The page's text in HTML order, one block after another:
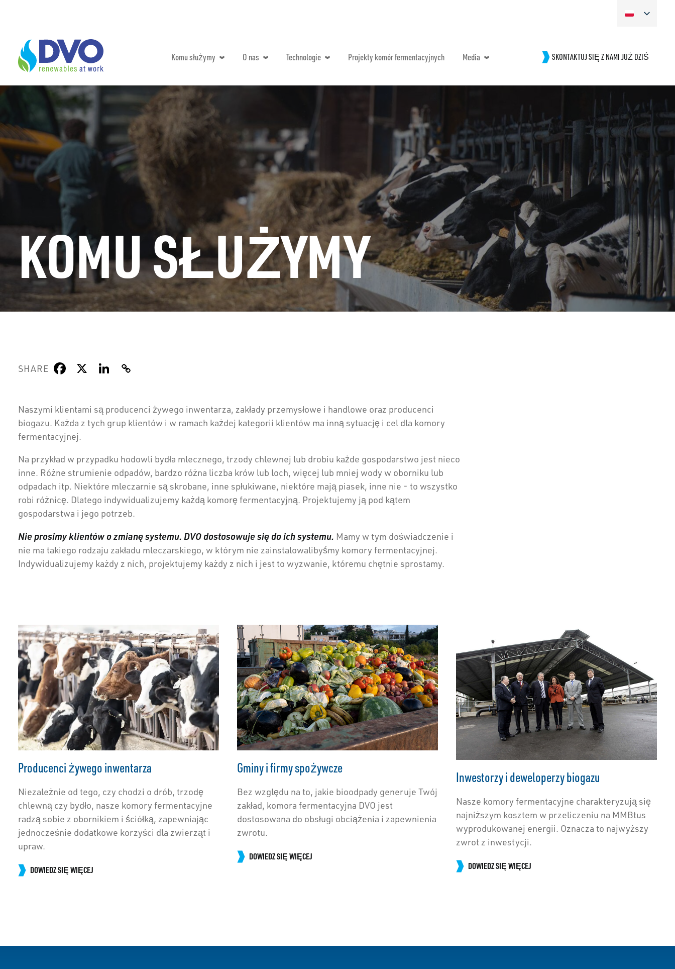
Komu służymy O nas Technologie Projekty komór fermentacyjnych Media SKONTAKTUJ SIĘ Z NAMI JUŻ DZIŚ
KOMU SŁUŻYMY
SHARE
Naszymi klientami są producenci żywego inwentarza, zakłady przemysłowe i handlowe oraz producenci
biogazu. Każda z tych grup klientów i w ramach każdej kategorii klientów ma inną sytuację i cel dla komory
fermentacyjnej.
Na przykład w przypadku hodowli bydła mlecznego, trzody chlewnej lub drobiu każde gospodarstwo jest nieco
inne. Różne strumienie odpadów, bardzo różna liczba krów lub loch, więcej lub mniej wody w oborniku lub
odpadach itp. Niektóre mleczarnie są skrobane, inne spłukiwane, niektóre mają piasek, inne nie - to wszystko
robi różnicę. Dlatego indywidualizujemy każdą komorę fermentacyjną. Projektujemy ją pod kątem
gospodarstwa i jego potrzeb.
Nie prosimy klientów o zmianę systemu. DVO dostosowuje się do ich systemu. Mamy w tym doświadczenie i
nie ma takiego rodzaju zakładu mleczarskiego, w którym nie zainstalowalibyśmy komory fermentacyjnej.
Indywidualizujemy każdy z nich, projektujemy każdy z nich i jest to wyzwanie, któremu chętnie sprostamy.
Producenci żywego inwentarza
Niezależnie od tego, czy chodzi o drób, trzodę
chlewną czy bydło, nasze komory fermentacyjne
radzą sobie z obornikiem i ściółką, zapewniając
jednocześnie dodatkowe korzyści dla zwierząt i
upraw.
DOWIEDZ SIĘ WIĘCEJ
Gminy i firmy spożywcze
Bez względu na to, jakie bioodpady generuje Twój
zakład, komora fermentacyjna DVO jest
dostosowana do obsługi obciążenia i zapewnienia
zwrotu.
DOWIEDZ SIĘ WIĘCEJ
Inwestorzy i deweloperzy biogazu
Nasze komory fermentacyjne charakteryzują się
najniższym kosztem w przeliczeniu na MMBtus
wyprodukowanej energii. Oznacza to najwyższy
zwrot z inwestycji.
DOWIEDZ SIĘ WIĘCEJ